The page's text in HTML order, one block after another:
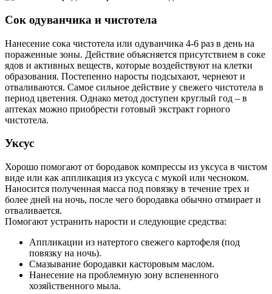
Сок одуванчика и чистотела
Нанесение сока чистотела или одуванчика 4-6 раз в день на
пораженные зоны. Действие объясняется присутствием в соке
ядов и активных веществ, которые воздействуют на клетки
образования. Постепенно наросты подсыхают, чернеют и
отваливаются. Самое сильное действие у свежего чистотела в
период цветения. Однако метод доступен круглый год – в
аптеках можно приобрести готовый экстракт горного
чистотела.
Уксус
Хорошо помогают от бородавок компрессы из уксуса в чистом
виде или как аппликация из уксуса с мукой или чесноком.
Наносится полученная масса под повязку в течение трех и
более дней на ночь, после чего бородавка обычно отмирает и
отваливается.
Помогают устранить нарости и следующие средства:
Аппликации из натертого свежего картофеля (под
повязку на ночь).
Смазывание бородавки касторовым маслом.
Нанесение на проблемную зону вспененного
хозяйственного мыла.